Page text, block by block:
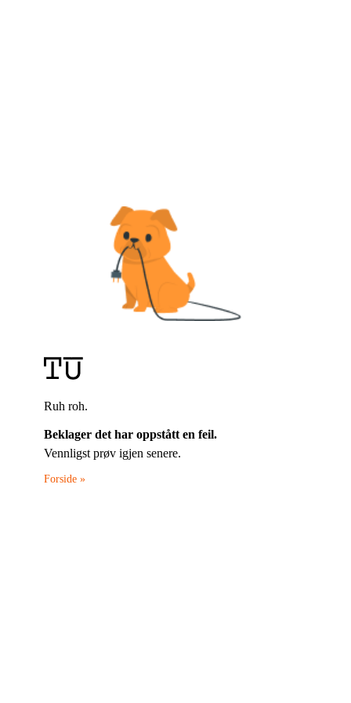
Ruh roh.
Beklager det har oppstått en feil.
Vennligst prøv igjen senere.
Forside »